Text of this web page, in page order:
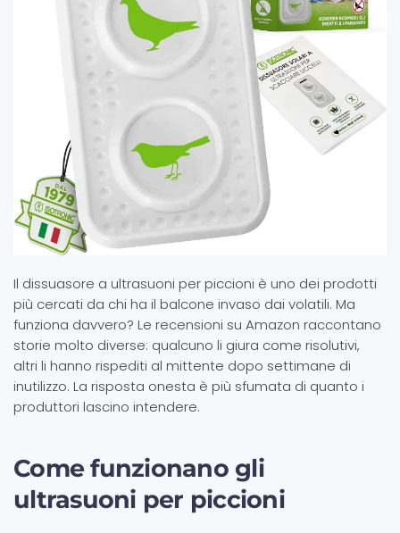
Il dissuasore a ultrasuoni per piccioni è uno dei prodotti
più cercati da chi ha il balcone invaso dai volatili. Ma
funziona davvero? Le recensioni su Amazon raccontano
storie molto diverse: qualcuno li giura come risolutivi,
altri li hanno rispediti al mittente dopo settimane di
inutilizzo. La risposta onesta è più sfumata di quanto i
produttori lascino intendere.
Come funzionano gli
ultrasuoni per piccioni